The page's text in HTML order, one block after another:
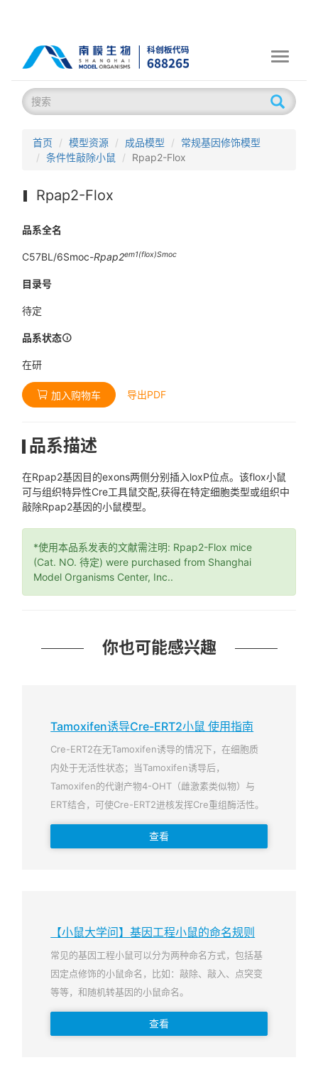
Toggle
首页 模型资源 成品模型
常规基因修饰模型
条件性敲除小鼠
Rpap2-Flox
Rpap2-Flox
品系全名
C57BL/6Smoc-Rpap2em1(flox)Smoc
目录号
待定
品系状态
在研
加入购物车 导出PDF
品系描述
在Rpap2基因目的exons两侧分别插入loxP位点。该flox小鼠
可与组织特异性Cre工具鼠交配,获得在特定细胞类型或组织中
敲除Rpap2基因的小鼠模型。
*使用本品系发表的文献需注明: Rpap2-Flox mice
(Cat. NO. 待定) were purchased from Shanghai
Model Organisms Center, Inc..
你也可能感兴趣
Tamoxifen诱导Cre-ERT2小鼠 使用指南
Cre-ERT2在无Tamoxifen诱导的情况下，在细胞质
内处于无活性状态；当Tamoxifen诱导后，
Tamoxifen的代谢产物4-OHT（雌激素类似物）与
ERT结合，可使Cre-ERT2进核发挥Cre重组酶活性。
查看
【小鼠大学问】基因工程小鼠的命名规则
常见的基因工程小鼠可以分为两种命名方式，包括基
因定点修饰的小鼠命名，比如：敲除、敲入、点突变
等等，和随机转基因的小鼠命名。
查看